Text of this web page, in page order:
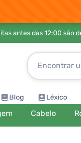
antes das 12:00 são
Blog Léxico
Cabelo